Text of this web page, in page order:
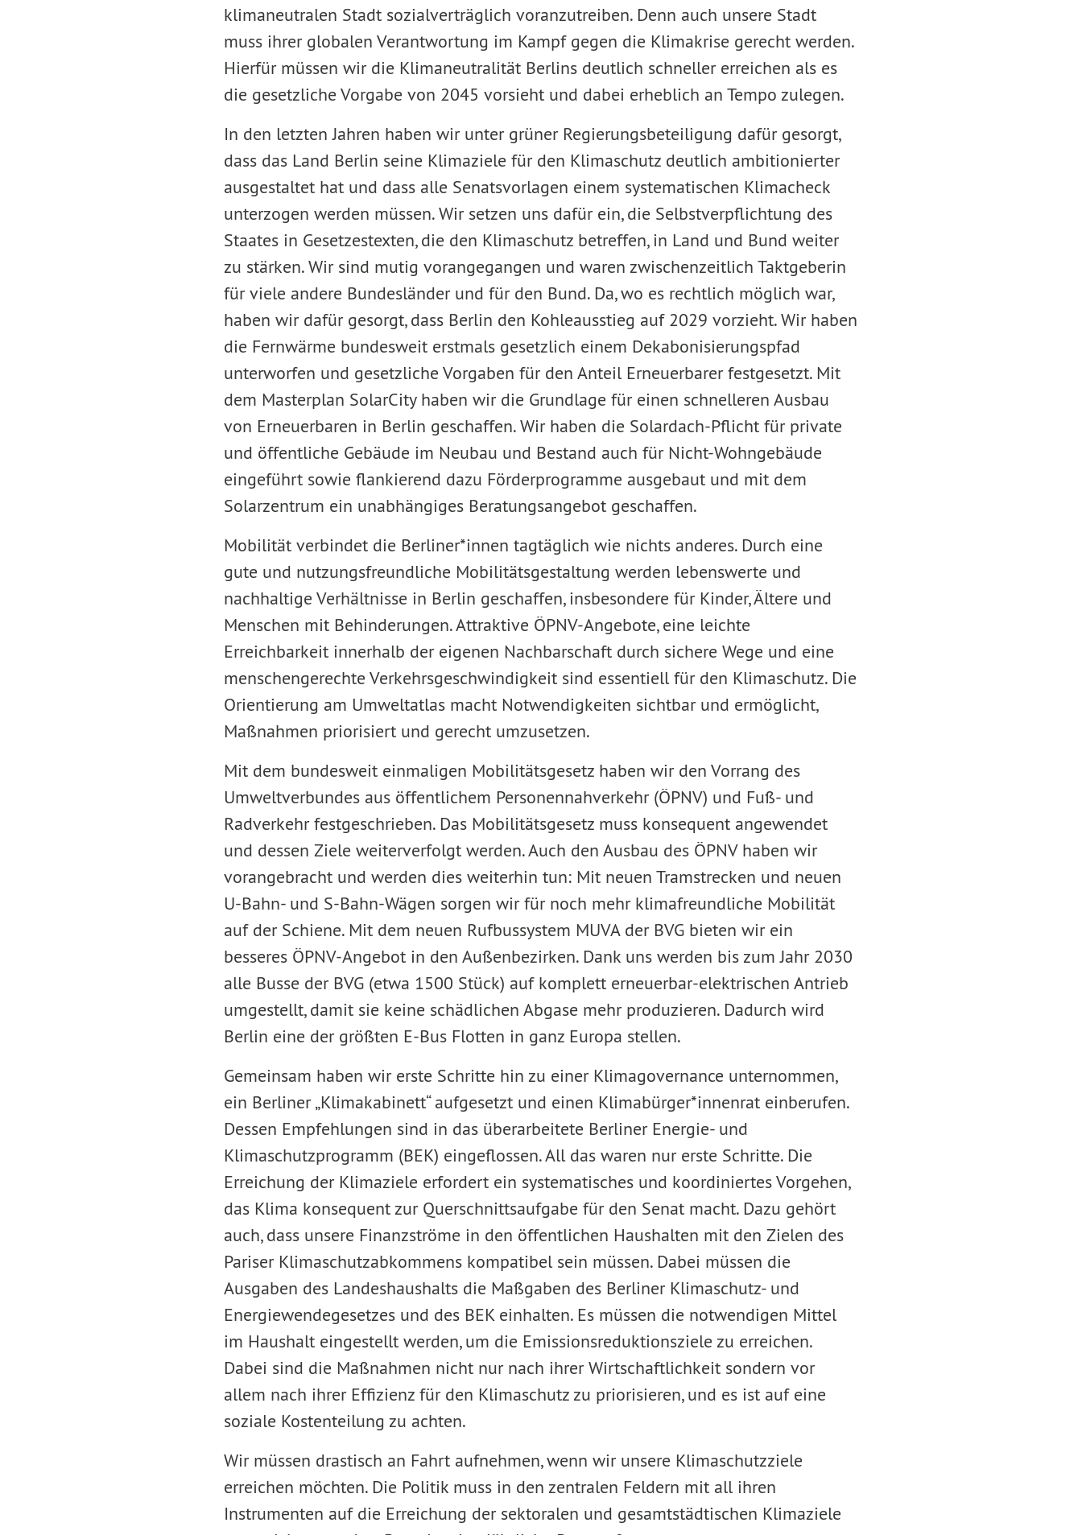
klimaneutralen Stadt sozialverträglich voranzutreiben. Denn auch unsere Stadt
muss ihrer globalen Verantwortung im Kampf gegen die Klimakrise gerecht werden.
Hierfür müssen wir die Klimaneutralität Berlins deutlich schneller erreichen als es
die gesetzliche Vorgabe von 2045 vorsieht und dabei erheblich an Tempo zulegen.
In den letzten Jahren haben wir unter grüner Regierungsbeteiligung dafür gesorgt,
dass das Land Berlin seine Klimaziele für den Klimaschutz deutlich ambitionierter
ausgestaltet hat und dass alle Senatsvorlagen einem systematischen Klimacheck
unterzogen werden müssen. Wir setzen uns dafür ein, die Selbstverpflichtung des
Staates in Gesetzestexten, die den Klimaschutz betreffen, in Land und Bund weiter
zu stärken. Wir sind mutig vorangegangen und waren zwischenzeitlich Taktgeberin
für viele andere Bundesländer und für den Bund. Da, wo es rechtlich möglich war,
haben wir dafür gesorgt, dass Berlin den Kohleausstieg auf 2029 vorzieht. Wir haben
die Fernwärme bundesweit erstmals gesetzlich einem Dekabonisierungspfad
unterworfen und gesetzliche Vorgaben für den Anteil Erneuerbarer festgesetzt. Mit
dem Masterplan SolarCity haben wir die Grundlage für einen schnelleren Ausbau
von Erneuerbaren in Berlin geschaffen. Wir haben die Solardach-Pflicht für private
und öffentliche Gebäude im Neubau und Bestand auch für Nicht-Wohngebäude
eingeführt sowie flankierend dazu Förderprogramme ausgebaut und mit dem
Solarzentrum ein unabhängiges Beratungsangebot geschaffen.
Mobilität verbindet die Berliner*innen tagtäglich wie nichts anderes. Durch eine
gute und nutzungsfreundliche Mobilitätsgestaltung werden lebenswerte und
nachhaltige Verhältnisse in Berlin geschaffen, insbesondere für Kinder, Ältere und
Menschen mit Behinderungen. Attraktive ÖPNV-Angebote, eine leichte
Erreichbarkeit innerhalb der eigenen Nachbarschaft durch sichere Wege und eine
menschengerechte Verkehrsgeschwindigkeit sind essentiell für den Klimaschutz. Die
Orientierung am Umweltatlas macht Notwendigkeiten sichtbar und ermöglicht,
Maßnahmen priorisiert und gerecht umzusetzen.
Mit dem bundesweit einmaligen Mobilitätsgesetz haben wir den Vorrang des
Umweltverbundes aus öffentlichem Personennahverkehr (ÖPNV) und Fuß- und
Radverkehr festgeschrieben. Das Mobilitätsgesetz muss konsequent angewendet
und dessen Ziele weiterverfolgt werden. Auch den Ausbau des ÖPNV haben wir
vorangebracht und werden dies weiterhin tun: Mit neuen Tramstrecken und neuen
U-Bahn- und S-Bahn-Wägen sorgen wir für noch mehr klimafreundliche Mobilität
auf der Schiene. Mit dem neuen Rufbussystem MUVA der BVG bieten wir ein
besseres ÖPNV-Angebot in den Außenbezirken. Dank uns werden bis zum Jahr 2030
alle Busse der BVG (etwa 1500 Stück) auf komplett erneuerbar-elektrischen Antrieb
umgestellt, damit sie keine schädlichen Abgase mehr produzieren. Dadurch wird
Berlin eine der größten E-Bus Flotten in ganz Europa stellen.
Gemeinsam haben wir erste Schritte hin zu einer Klimagovernance unternommen,
ein Berliner „Klimakabinett“ aufgesetzt und einen Klimabürger*innenrat einberufen.
Dessen Empfehlungen sind in das überarbeitete Berliner Energie- und
Klimaschutzprogramm (BEK) eingeflossen. All das waren nur erste Schritte. Die
Erreichung der Klimaziele erfordert ein systematisches und koordiniertes Vorgehen,
das Klima konsequent zur Querschnittsaufgabe für den Senat macht. Dazu gehört
auch, dass unsere Finanzströme in den öffentlichen Haushalten mit den Zielen des
Pariser Klimaschutzabkommens kompatibel sein müssen. Dabei müssen die
Ausgaben des Landeshaushalts die Maßgaben des Berliner Klimaschutz- und
Energiewendegesetzes und des BEK einhalten. Es müssen die notwendigen Mittel
im Haushalt eingestellt werden, um die Emissionsreduktionsziele zu erreichen.
Dabei sind die Maßnahmen nicht nur nach ihrer Wirtschaftlichkeit sondern vor
allem nach ihrer Effizienz für den Klimaschutz zu priorisieren, und es ist auf eine
soziale Kostenteilung zu achten.
Wir müssen drastisch an Fahrt aufnehmen, wenn wir unsere Klimaschutzziele
erreichen möchten. Die Politik muss in den zentralen Feldern mit all ihren
Instrumenten auf die Erreichung der sektoralen und gesamtstädtischen Klimaziele